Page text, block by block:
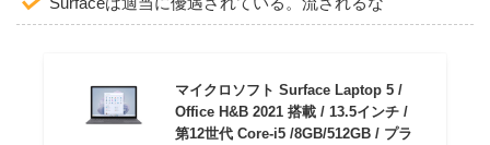
マイクロソフト Surface Laptop 5 /
Office H&B 2021 搭載 / 13.5インチ /
第12世代 Core-i5 /8GB/512GB / プラ